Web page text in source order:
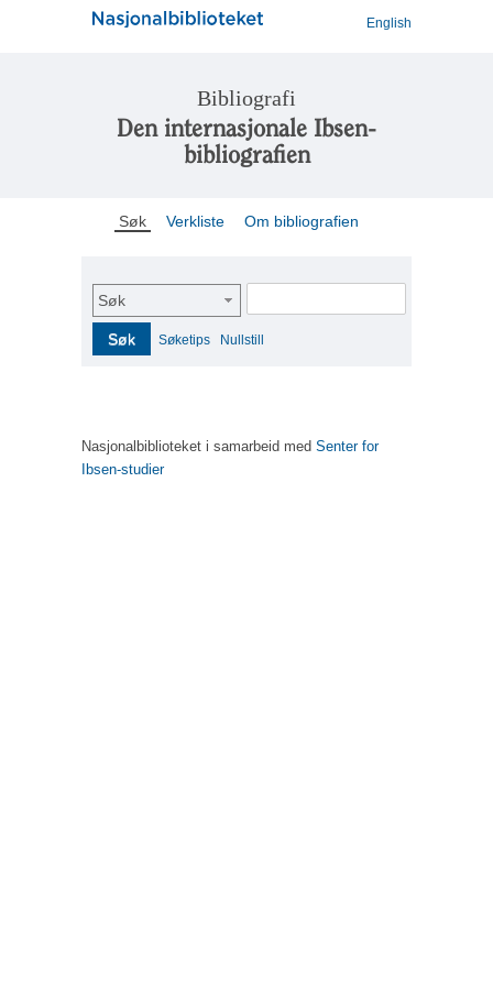
English
Bibliografi
Den internasjonale Ibsen-
bibliografien
Søk Verkliste Om bibliografien
Søk
Søk Søketips Nullstill
Nasjonalbiblioteket i samarbeid med Senter for
Ibsen-studier